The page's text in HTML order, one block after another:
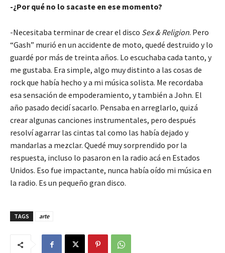
-¿Por qué no lo sacaste en ese momento?
-Necesitaba terminar de crear el disco Sex & Religion. Pero
“Gash” murió en un accidente de moto, quedé destruido y lo
guardé por más de treinta años. Lo escuchaba cada tanto, y
me gustaba. Era simple, algo muy distinto a las cosas de
rock que había hecho y a mi música solista. Me recordaba
esa sensación de empoderamiento, y también a John. El
año pasado decidí sacarlo. Pensaba en arreglarlo, quizá
crear algunas canciones instrumentales, pero después
resolví agarrar las cintas tal como las había dejado y
mandarlas a mezclar. Quedé muy sorprendido por la
respuesta, incluso lo pasaron en la radio acá en Estados
Unidos. Eso fue impactante, nunca había oído mi música en
la radio. Es un pequeño gran disco.
TAGS arte